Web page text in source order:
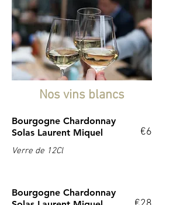
Nos vins blancs
Bourgogne Chardonnay
Solas Laurent Miquel
Verre de 12Cl
€6
Bourgogne Chardonnay